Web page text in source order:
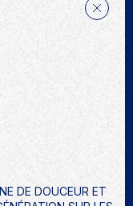
DE DOUCEUR ET